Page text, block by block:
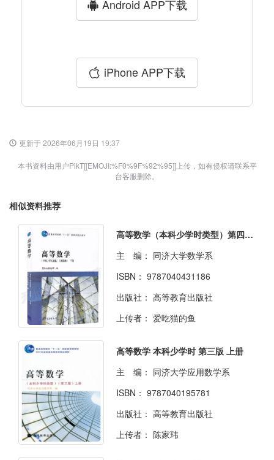
Android APP下载
iPhone APP下载
更新于 2026年06月19日 19:37
本书资料由用户PikT[[EMOJI:%F0%9F%92%95]]上传，如有侵权请联系平
台客服删除。
相似资料推荐
高等数学（本科少学时类型）第四版 下册
主 编： 同济大学数学系
ISBN： 9787040431186
出版社： 高等教育出版社
上传者： 爱吃猫的鱼
高等数学 本科少学时 第三版 上册
主 编： 同济大学应用数学系
ISBN： 9787040195781
出版社： 高等教育出版社
上传者： 陈家玮